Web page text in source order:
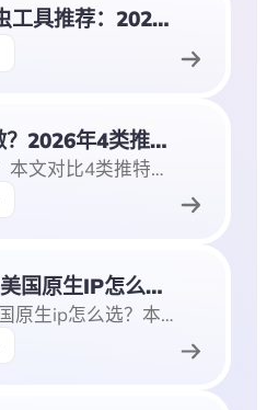
TikTok视频爬虫工具推荐：2026年5类TikTok数据抓取工具与动态住宅IP方案
推特爬虫怎么做？2026年4类推特爬虫工具、脚本与动态住宅IP方案
推特爬虫怎么做？本文对比4类推特爬虫工具、脚本实现和X爬虫方案，讲解推特爬取数据时如何用动态住宅IP降低风控，适合数据采集团队参考。
双ISP家宽住宅美国原生IP怎么选？2026年美国静态住宅IP选购与验证指南
双isp家宽住宅美国原生ip怎么选？本文解析双ISP、原生IP、家宽住宅IP的含义，分享美国静态住宅IP选购指标与验证方法，并推荐IPdodo静态住宅IP。